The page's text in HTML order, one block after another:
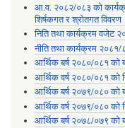
आ.व. २०८२/०८३ को
शिर्षकगत र श्रोतगत विवरण
निति तथा कार्यक्रम वजेट
नीति तथा कार्यक्रम २०८१/
आर्थिक बर्ष २०८०/०८१ को
आर्थिक वर्ष २०८०/०८१ को
आर्थिक बर्ष २०७९/०८० को
आर्थिक वर्ष २०७९/०८० को
आर्थिक बर्ष २०७८/०७९ को